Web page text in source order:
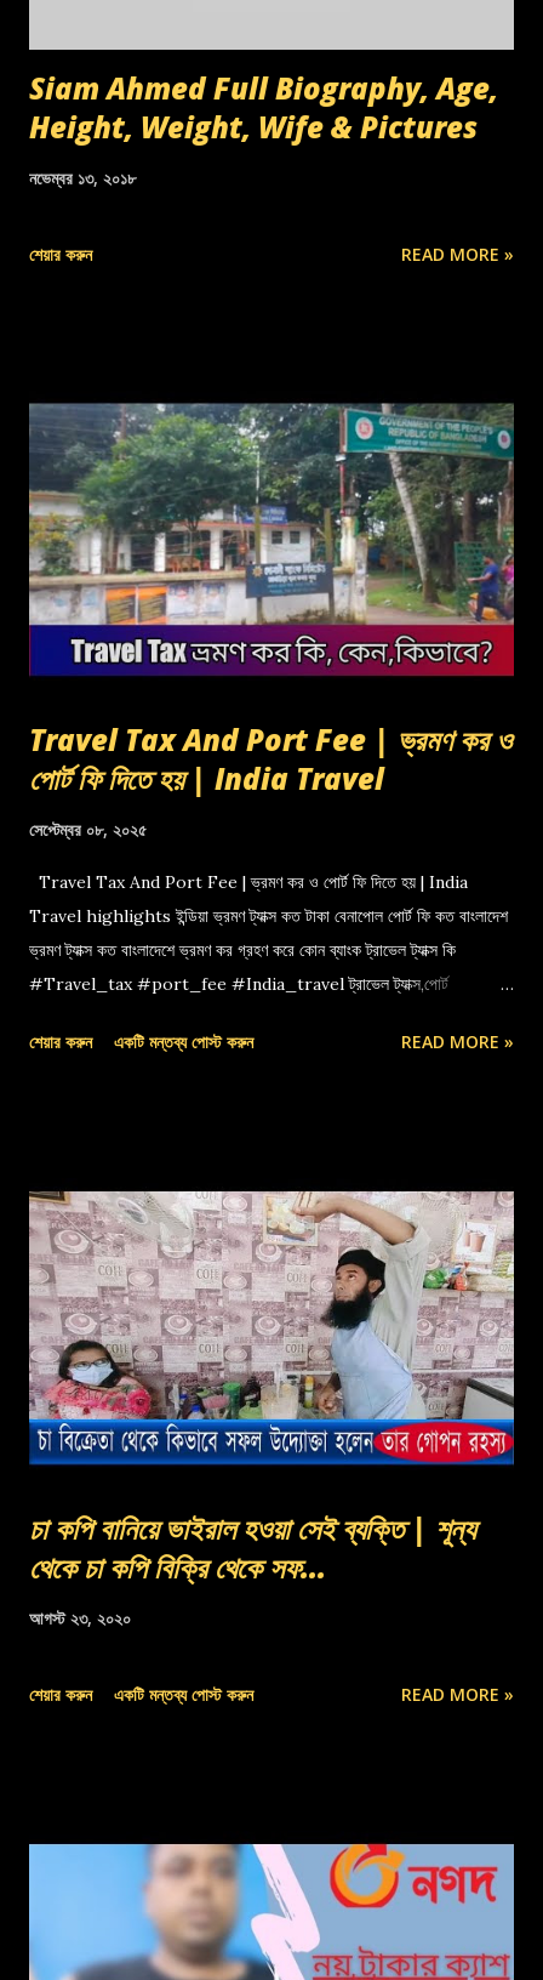
Siam Ahmed Full Biography, Age,
Height, Weight, Wife & Pictures
নভেম্বর ১৩, ২০১৮
শেয়ার করুন READ MORE »
Travel Tax And Port Fee | ভ্রমণ কর ও
পোর্ট ফি দিতে হয় | India Travel
সেপ্টেম্বর ০৮, ২০২৫
Travel Tax And Port Fee | ভ্রমণ কর ও পোর্ট ফি দিতে হয় | India
Travel highlights ইন্ডিয়া ভ্রমণ ট্যাক্স কত টাকা বেনাপোল পোর্ট ফি কত বাংলাদেশ
ভ্রমণ ট্যাক্স কত বাংলাদেশে ভ্রমণ কর গ্রহণ করে কোন ব্যাংক ট্রাভেল ট্যাক্স কি
#Travel_tax #port_fee #India_travel ট্রাভেল ট্যাক্স,পোর্ট
শেয়ার করুন একটি মন্তব্য পোস্ট করুন READ MORE »
চা কপি বানিয়ে ভাইরাল হওয়া সেই ব্যক্তি | শূন্য
থেকে চা কপি বিক্রি থেকে সফ...
আগস্ট ২৩, ২০২০
শেয়ার করুন একটি মন্তব্য পোস্ট করুন READ MORE »